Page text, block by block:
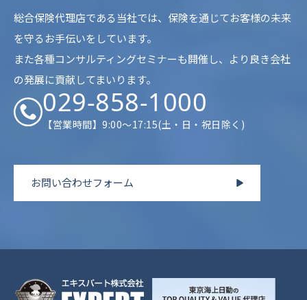
総合保険代理店である当社では、保険を通じてお客様の未来
を守るお手伝いをしています。
また各種コンサルティングセミナーも開催し、より良き会社
の発展に貢献してまいります。
029-858-1000
【営業時間】9:00～17:15(土・日・祝日除く)
お問い合わせフォーム